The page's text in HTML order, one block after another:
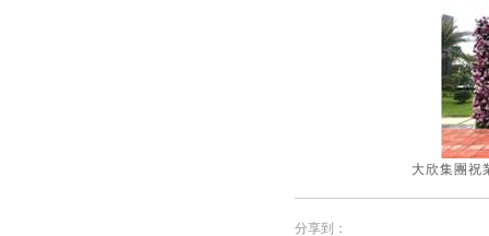
大欣集團祝
分享到：